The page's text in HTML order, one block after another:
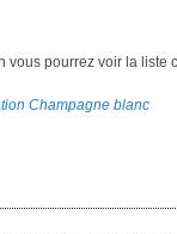
pourrez voir la liste
Champagne blanc